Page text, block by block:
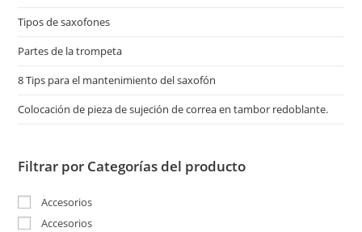
Tipos de saxofones
Partes de la trompeta
8 Tips para el mantenimiento del saxofón
Colocación de pieza de sujeción de correa en tambor redoblante.
Filtrar por Categorías del producto
Accesorios
Accesorios